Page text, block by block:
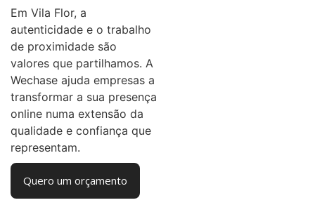
Em Vila Flor, a
autenticidade e o trabalho
de proximidade são
valores que partilhamos. A
Wechase ajuda empresas a
transformar a sua presença
online numa extensão da
qualidade e confiança que
representam.
Quero um orçamento